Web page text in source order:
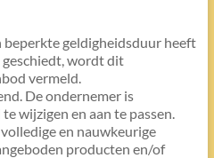
beperkte geldigheidsduur heeft
wordt dit
vermeld.
De ondernemer is
wijzigen en aan te passen.
en nauwkeurige
producten en/of